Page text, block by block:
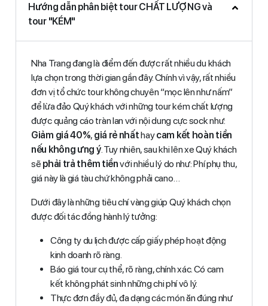
Hướng dẫn phân biệt tour CHẤT LƯỢNG và
tour "KÉM"
Nha Trang đang là điểm đến được rất nhiều du khách
lựa chọn trong thời gian gần đây. Chính vì vậy, rất nhiều
đơn vị tổ chức tour không chuyên “mọc lên như nấm”
để lừa đảo Quý khách với những tour kém chất lượng
được quảng cáo tràn lan với nội dung cực sock như:
Giảm giá 40%, giá rẻ nhấthaycam kết hoàn tiền
nếu không ưng ý. Tuy nhiên, sau khi lên xe Quý khách
sẽ phải trả thêm tiềnvới nhiều lý do như: Phí phụ thu,
giá này là giá tàu chứ không phải cano…
Dưới đây là những tiêu chí vàng giúp Quý khách chọn
được đối tác đồng hành lý tưởng:
Công ty du lịch được cấp giấy phép hoạt động
kinh doanh rõ ràng.
Báo giá tour cụ thể, rõ ràng, chính xác. Có cam
kết không phát sinh những chi phí vô lý.
Thực đơn đầy đủ, đa dạng các món ăn đúng như